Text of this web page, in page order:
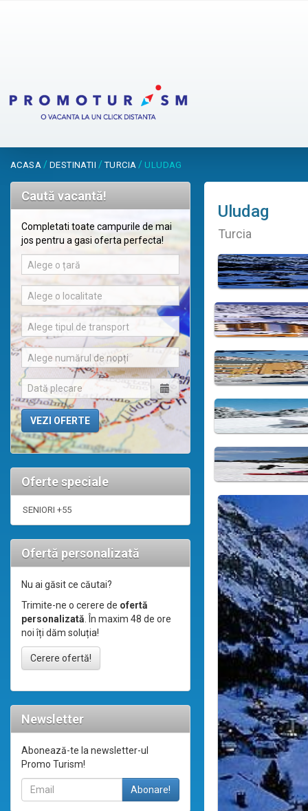
ACASA / DESTINATII /TURCIA / ULUDAG
Caută vacantă!
Completati toate campurile de mai
jos pentru a gasi oferta perfecta!
Alege o țară
Alege o localitate
Alege tipul de transport
Alege numărul de nopți
Oferte speciale
SENIORI +55
Ofertă personalizată
Nu ai găsit ce căutai?
Trimite-ne o cerere de ofertă
personalizată. În maxim 48 de ore
noi îți dăm soluția!
Cerere ofertă!
Newsletter
Abonează-te la newsletter-ul
Promo Turism!
Uludag
Turcia